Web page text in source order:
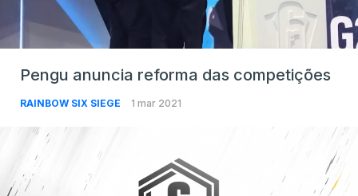
Pengu anuncia reforma das competições
RAINBOW SIX SIEGE 1 mar 2021